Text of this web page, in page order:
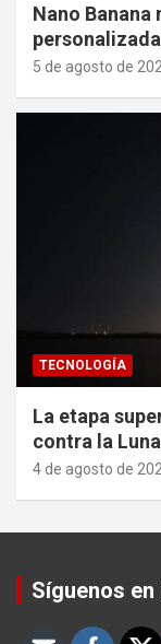
Nano
5 de agosto de
TECNOLOGÍA
La etapa
contra la
4 de agosto de
Síguenos